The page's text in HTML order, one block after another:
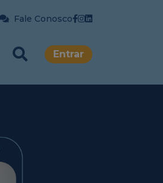
Fale Conosco
Entrar